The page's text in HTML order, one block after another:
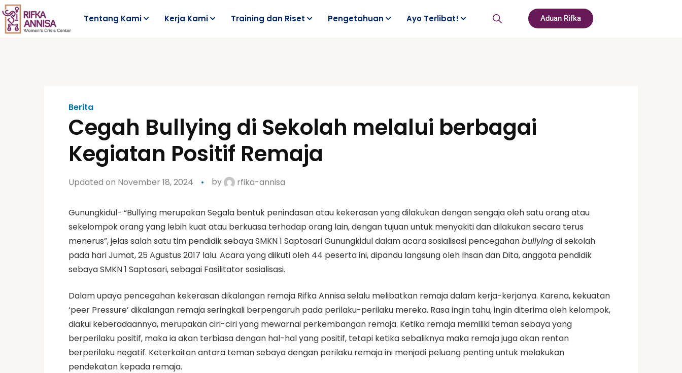
Tentang Kami Kerja Kami Training dan Riset Pengetahuan Ayo Terlibat! Aduan Rifka
Berita
Cegah Bullying di Sekolah melalui berbagai
Kegiatan Positif Remaja
Updated on November 18, 2024 by rfika-annisa
Gunungkidul- “Bullying merupakan Segala bentuk penindasan atau kekerasan yang dilakukan dengan sengaja oleh satu orang atau
sekelompok orang yang lebih kuat atau berkuasa terhadap orang lain, dengan tujuan untuk menyakiti dan dilakukan secara terus
menerus”, jelas salah satu tim pendidik sebaya SMKN 1 Saptosari Gunungkidul dalam acara sosialisasi pencegahanbullyingdi sekolah
pada hari Jumat, 25 Agustus 2017 lalu. Acara yang diikuti oleh 44 peserta ini, dipandu langsung oleh Ihsan dan Dita,anggota pendidik
sebaya SMKN 1 Saptosari, sebagai Fasilitator sosialisasi.
Dalam upaya pencegahan kekerasan dikalangan remaja Rifka Annisa selalu melibatkan remaja dalam kerja-kerjanya. Karena, kekuatan
‘peer Pressure’ dikalangan remaja seringkali berpengaruh pada perilaku-perilaku mereka. Rasa ingin tahu, ingin diterima oleh kelompok,
diakui keberadaannya, merupakan ciri-ciri yang mewarnai perkembangan remaja. Ketika remaja memiliki teman sebaya yang
berperilaku positif, maka ia akan terbiasa dengan hal-hal yang positif, tetapi ketika sebaliknya maka remaja juga akan rentan
berperilaku negatif. Keterkaitan antara teman sebaya dengan perilaku remaja ini menjadi peluang penting untuk melakukan
pendekatan kepada remaja.